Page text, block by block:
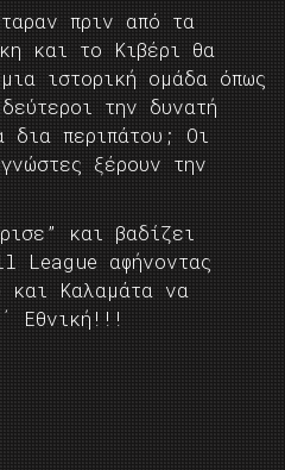
πριν από τα
και το Κιβέρι θα
ιστορική ομάδα όπως
την δυνατή
δια περιπάτου; Οι
ξέρουν την
και βαδίζει
League αφήνοντας
και Καλαμάτα να
Εθνική!!!